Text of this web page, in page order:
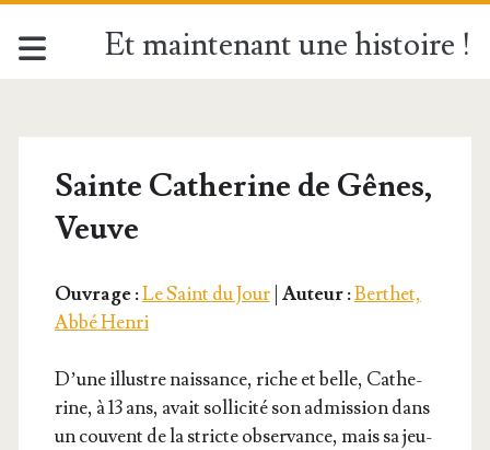
Et maintenant une histoire !
Sainte Catherine de Gênes,
Veuve
Ouvrage :Le Saint du Jour| Auteur :Berthet,
Abbé Henri
D’une illustre nais­sance, riche et belle, Cathe­
rine, à 13 ans, avait sol­li­ci­té son admis­sion dans
un couvent de la stricte obser­vance, mais sa jeu­